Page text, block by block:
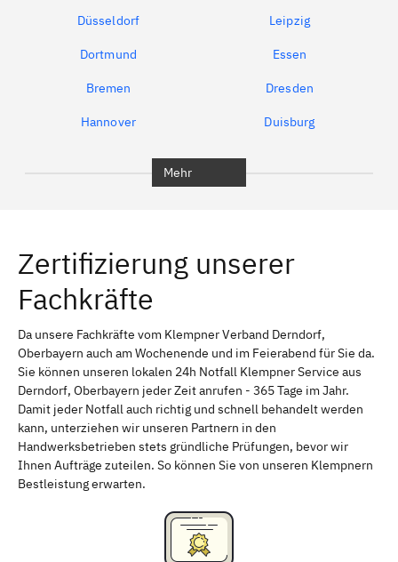
Düsseldorf Leipzig
Dortmund Essen
Bremen Dresden
Hannover Duisburg
Erlangen Bamberg
Bayreuth
Schweinfurt Passau
Freising Rudelsdorf, Mittelfranken
Mehr
Zertifizierung unserer
Fachkräfte
Da unsere Fachkräfte vom Klempner Verband Derndorf,
Oberbayern auch am Wochenende und im Feierabend für Sie da.
Sie können unseren lokalen 24h Notfall Klempner Service aus
Derndorf, Oberbayern jeder Zeit anrufen - 365 Tage im Jahr.
Damit jeder Notfall auch richtig und schnell behandelt werden
kann, unterziehen wir unseren Partnern in den
Handwerksbetrieben stets gründliche Prüfungen, bevor wir
Ihnen Aufträge zuteilen. So können Sie von unseren Klempnern
Bestleistung erwarten.